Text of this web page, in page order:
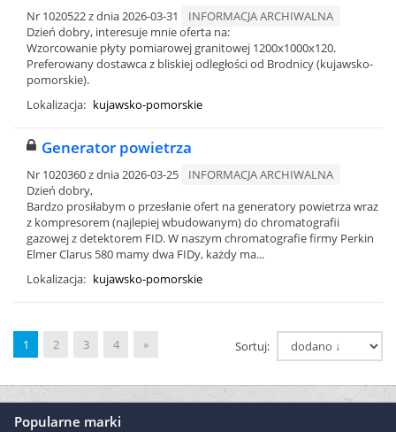
Nr 1020522 z dnia 2026-03-31
INFORMACJA ARCHIWALNA
Dzień dobry, interesuje mnie oferta na:
Wzorcowanie płyty pomiarowej granitowej 1200x1000x120.
Preferowany dostawca z bliskiej odległości od Brodnicy (kujawsko-
pomorskie).
Lokalizacja: kujawsko-pomorskie
Generator powietrza
Nr 1020360 z dnia 2026-03-25
INFORMACJA ARCHIWALNA
Dzień dobry,
Bardzo prosiłabym o przesłanie ofert na generatory powietrza wraz
z kompresorem (najlepiej wbudowanym) do chromatografii
gazowej z detektorem FID. W naszym chromatografie firmy Perkin
Elmer Clarus 580 mamy dwa FIDy, każdy ma...
Lokalizacja: kujawsko-pomorskie
1 2 3 4 » Sortuj:
Popularne marki